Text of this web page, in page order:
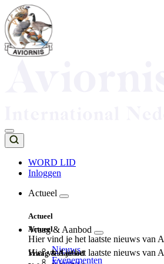
Overslaan
en
naar
de
inhoud
Top
navigation
WORD LID
Inloggen
navigation
Actueel
Actueel
Hier vind je het laatste nieuws van
Nieuws
Evenementen
Actueel
Hier vind je het laatste nieuws van
Vraag & Aanbod
Vraag & Aanbod